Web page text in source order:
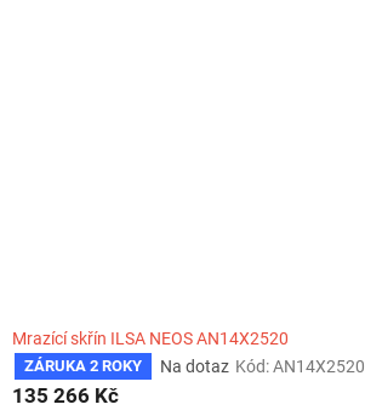
Mrazící skřín ILSA NEOS AN14X2520
ZÁRUKA 2 ROKY Na dotaz Kód:AN14X2520
135 266 Kč